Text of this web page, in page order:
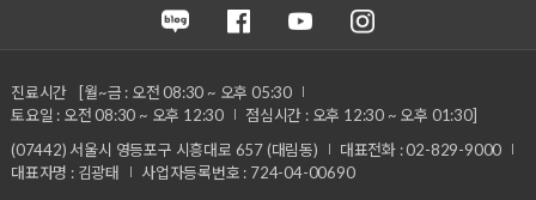
진료시간
[월~금 : 오전 08:30 ~ 오후 05:30
토요일 : 오전 08:30 ~ 오후 12:30
점심시간 : 오후 12:30 ~ 오후 01:30]
(07442) 서울시 영등포구 시흥대로 657 (대림동)
대표전화 : 02-829-9000
대표자명 : 김광태
사업자등록번호 : 724-04-00690